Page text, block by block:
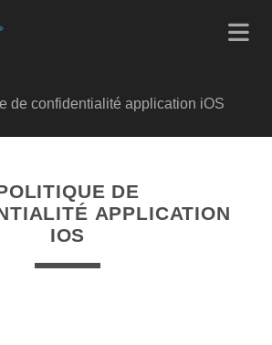
de confidentialité application iOS
DE
APPLICATION
IOS